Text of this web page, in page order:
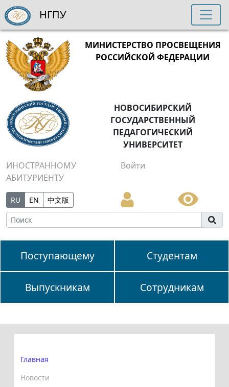
МИНИСТЕРСТВО ПРОСВЕЩЕНИЯ
РОССИЙСКОЙ ФЕДЕРАЦИИ
НОВОСИБИРСКИЙ
ГОСУДАРСТВЕННЫЙ
ПЕДАГОГИЧЕСКИЙ
УНИВЕРСИТЕТ
ИНОСТРАННОМУ
АБИТУРИЕНТУ
Войти
RU EN 中文版
Поступающему Студентам
Выпускникам Сотрудникам
НГПУ
Главная
Новости